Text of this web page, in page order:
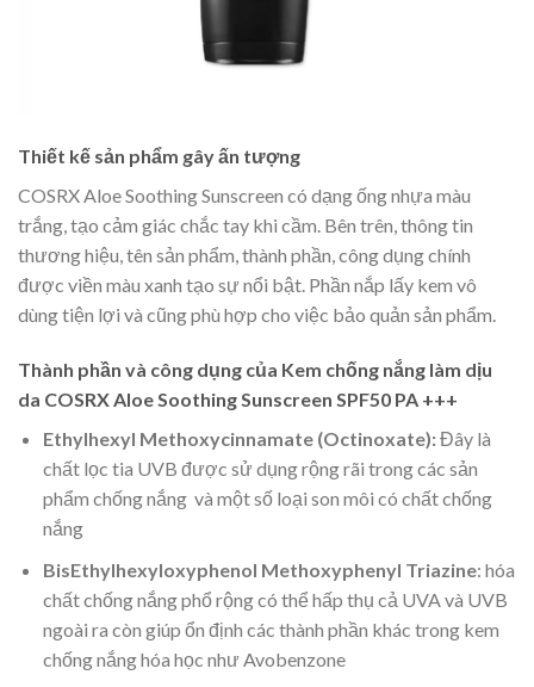
Thiết kế sản phẩm gây ấn tượng
COSRX Aloe Soothing Sunscreen có dạng ống nhựa màu
trắng, tạo cảm giác chắc tay khi cầm. Bên trên, thông tin
thương hiệu, tên sản phẩm, thành phần, công dụng chính
được viền màu xanh tạo sự nổi bật. Phần nắp lấy kem vô
dùng tiện lợi và cũng phù hợp cho việc bảo quản sản phẩm.
Thành phần và công dụng của Kem chống nắng làm dịu
da COSRX Aloe Soothing Sunscreen SPF50 PA +++
Ethylhexyl Methoxycinnamate (Octinoxate):Đây là
chất lọc tia UVB được sử dụng rộng rãi trong các sản
phẩm chống nắng và một số loại son môi có chất chống
nắng
BisEthylhexyloxyphenol Methoxyphenyl Triazine: hóa
chất chống nắng phổ rộng có thể hấp thụ cả UVA và UVB
ngoài ra còn giúp ổn định các thành phần khác trong kem
chống nắng hóa học như Avobenzone